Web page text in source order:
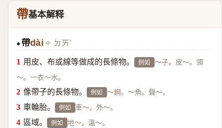
帶基本解释
● 帶dài ㄉㄞˋ
用皮、布或線等做成的長條物。 例如 ～子。皮～。領
～。一衣～水。
像帶子的長條物。 例如 ～鋼。～魚。聲～。
車輪胎。 例如 車～。外～。
區域。 例如 地～。溫～。